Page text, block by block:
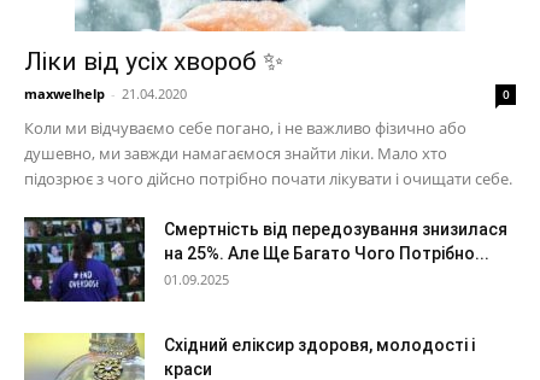
Ліки від усіх хвороб ✨
maxwelhelp - 21.04.2020 0
Коли ми відчуваємо себе погано, і не важливо фізично або
душевно, ми завжди намагаємося знайти ліки. Мало хто
підозрює з чого дійсно потрібно почати лікувати і очищати себе.
Смертність від передозування знизилася
на 25%. Але Ще Багато Чого Потрібно...
01.09.2025
Східний еліксир здоровя, молодості і
краси